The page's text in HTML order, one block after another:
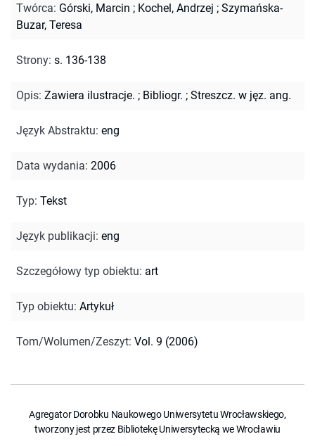
Twórca: Górski, Marcin ; Kochel, Andrzej ; Szymańska-
Buzar, Teresa
Strony: s. 136-138
Opis: Zawiera ilustracje. ; Bibliogr. ; Streszcz. w jęz. ang.
Język Abstraktu: eng
Data wydania: 2006
Typ: Tekst
Język publikacji: eng
Szczegółowy typ obiektu: art
Typ obiektu: Artykuł
Tom/Wolumen/Zeszyt: Vol. 9 (2006)
Agregator Dorobku Naukowego Uniwersytetu Wrocławskiego,
tworzony jest przez Bibliotekę Uniwersytecką we Wrocławiu